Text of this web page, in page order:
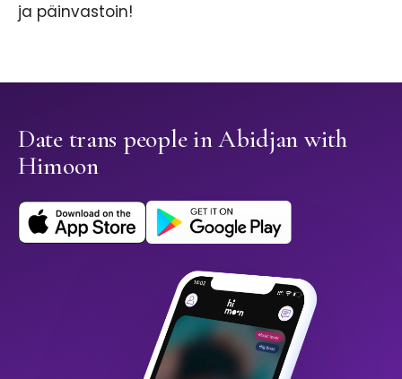
ja päinvastoin!
Date trans people in Abidjan with
Himoon